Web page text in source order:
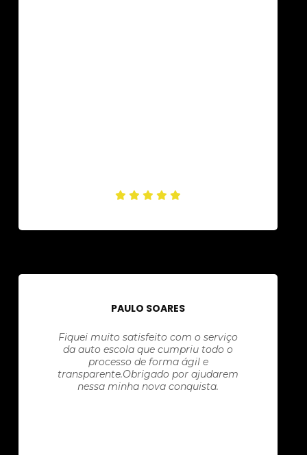
PAULO SOARES
Fiquei muito satisfeito com o serviço
da auto escola que cumpriu todo o
processo de forma ágil e
transparente.Obrigado por ajudarem
nessa minha nova conquista.